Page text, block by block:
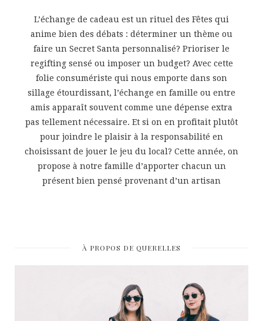
L’échange de cadeau est un rituel des Fêtes qui
anime bien des débats : déterminer un thème ou
faire un Secret Santa personnalisé? Prioriser le
regifting sensé ou imposer un budget? Avec cette
folie consumériste qui nous emporte dans son
sillage étourdissant, l’échange en famille ou entre
amis apparaît souvent comme une dépense extra
pas tellement nécessaire. Et si on en profitait plutôt
pour joindre le plaisir à la responsabilité en
choisissant de jouer le jeu du local? Cette année, on
propose à notre famille d’apporter chacun un
présent bien pensé provenant d’un artisan
À PROPOS DE QUERELLES